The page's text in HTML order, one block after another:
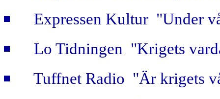
Expressen Kultur "Under
Lo Tidningen "Krigets
Tuffnet Radio "Är krigets